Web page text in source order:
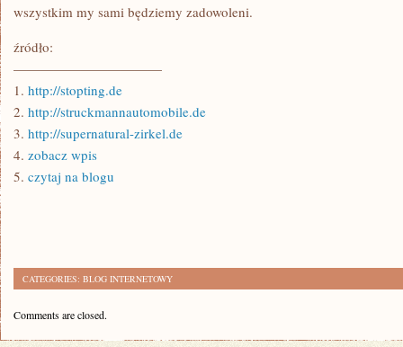
wszystkim my sami będziemy zadowoleni.
źródło:
———————————
1. http://stopting.de
2. http://struckmannautomobile.de
3. http://supernatural-zirkel.de
4. zobacz wpis
5. czytaj na blogu
CATEGORIES: BLOG INTERNETOWY
Comments are closed.